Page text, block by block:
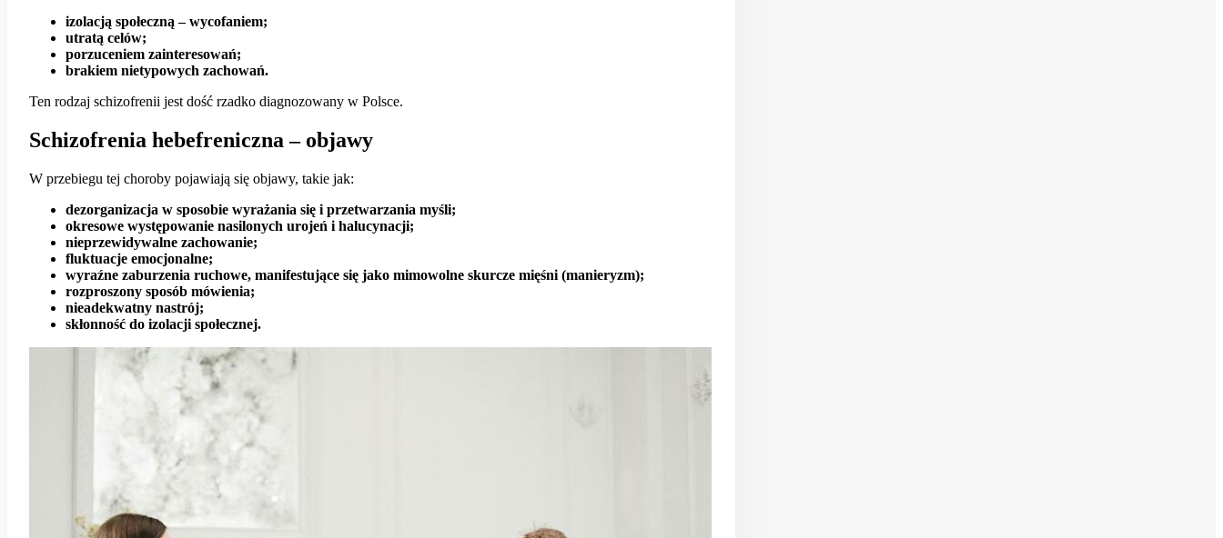
izolacją społeczną – wycofaniem;
utratą celów;
porzuceniem zainteresowań;
brakiem nietypowych zachowań.
Ten rodzaj schizofrenii jest dość rzadko diagnozowany w Polsce.
Schizofrenia hebefreniczna – objawy
W przebiegu tej choroby pojawiają się objawy, takie jak:
dezorganizacja w sposobie wyrażania się i przetwarzania myśli;
okresowe występowanie nasilonych urojeń i halucynacji;
nieprzewidywalne zachowanie;
fluktuacje emocjonalne;
wyraźne zaburzenia ruchowe, manifestujące się jako mimowolne skurcze mięśni (manieryzm);
rozproszony sposób mówienia;
nieadekwatny nastrój;
skłonność do izolacji społecznej.